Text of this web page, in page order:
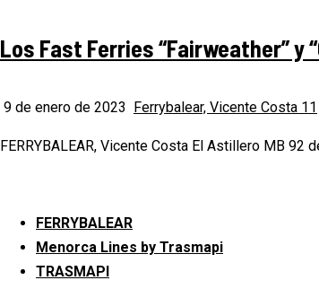
Los Fast Ferries “Fairweather” y
9 de enero de 2023 Ferrybalear, Vicente Costa 11
FERRYBALEAR, Vicente Costa El Astillero MB 92
FERRYBALEAR
Menorca Lines by Trasmapi
TRASMAPI